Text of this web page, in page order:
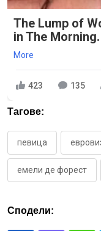
The Lump of
in The
More
423 135
Тагове:
певица
емели де форест
Сподели: